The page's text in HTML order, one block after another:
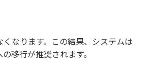
なります。この結果、システムは
移行が推奨されます。